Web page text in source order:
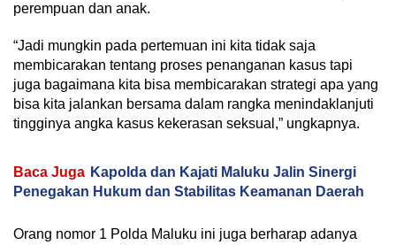
perempuan dan anak.
“Jadi mungkin pada pertemuan ini kita tidak saja
membicarakan tentang proses penanganan kasus tapi
juga bagaimana kita bisa membicarakan strategi apa yang
bisa kita jalankan bersama dalam rangka menindaklanjuti
tingginya angka kasus kekerasan seksual,” ungkapnya.
Baca Juga Kapolda dan Kajati Maluku Jalin Sinergi
Penegakan Hukum dan Stabilitas Keamanan Daerah
Orang nomor 1 Polda Maluku ini juga berharap adanya